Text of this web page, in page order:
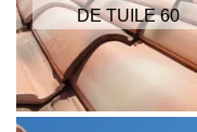
DE TUILE 60